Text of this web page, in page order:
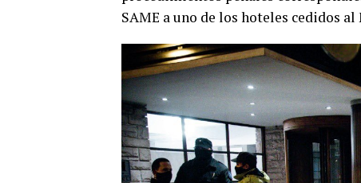
SAME a uno de los hoteles cedidos